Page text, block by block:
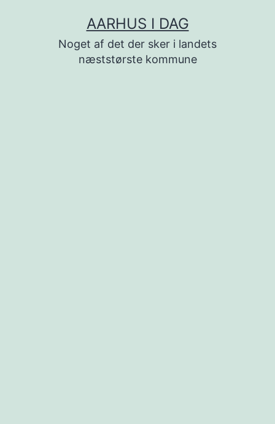
AARHUS I DAG
Noget af det der sker i landets
næststørste kommune